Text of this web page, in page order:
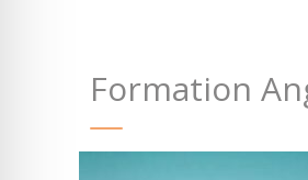
Formation